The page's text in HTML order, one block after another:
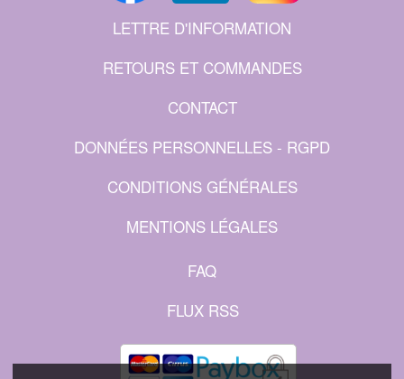
LETTRE D'INFORMATION
RETOURS ET COMMANDES
CONTACT
DONNÉES PERSONNELLES - RGPD
CONDITIONS GÉNÉRALES
MENTIONS LÉGALES
FAQ
FLUX RSS